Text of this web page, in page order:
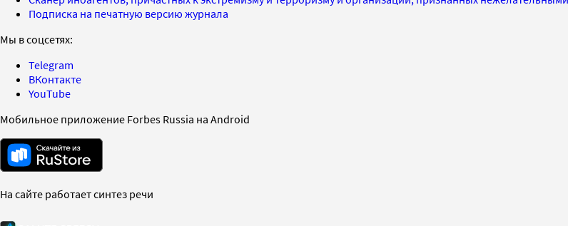
Подписка на печатную версию журнала
Мы в соцсетях:
Telegram
ВКонтакте
YouTube
Мобильное приложение Forbes Russia на Android
На сайте работает синтез речи